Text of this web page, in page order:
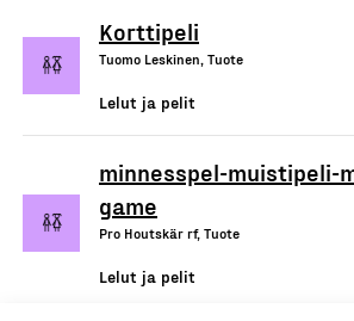
Korttipeli
Tuomo Leskinen, Tuote
Lelut ja pelit
minnesspel-muistipeli-
game
Pro Houtskär rf, Tuote
Lelut ja pelit